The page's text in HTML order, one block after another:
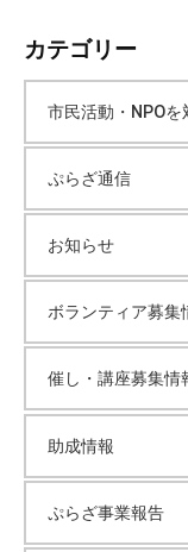
カ
イ
ブ
カテゴリー
市民活動・NPOを
ぷらざ通信
お知らせ
ボランティア募集
催し・講座募集情
助成情報
ぷらざ事業報告